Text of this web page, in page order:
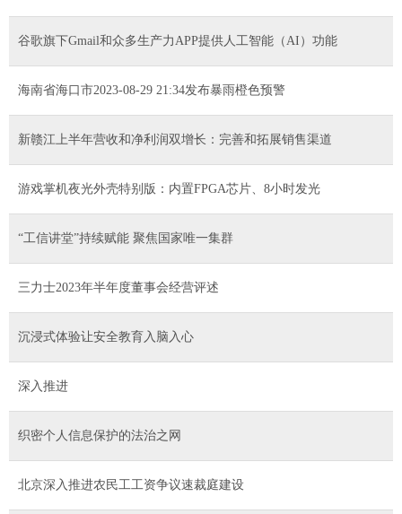
谷歌旗下Gmail和众多生产力APP提供人工智能（AI）功能
海南省海口市2023-08-29 21:34发布暴雨橙色预警
新赣江上半年营收和净利润双增长：完善和拓展销售渠道
游戏掌机夜光外壳特别版：内置FPGA芯片、8小时发光
“工信讲堂”持续赋能 聚焦国家唯一集群
三力士2023年半年度董事会经营评述
沉浸式体验让安全教育入脑入心
深入推进
织密个人信息保护的法治之网
北京深入推进农民工工资争议速裁庭建设